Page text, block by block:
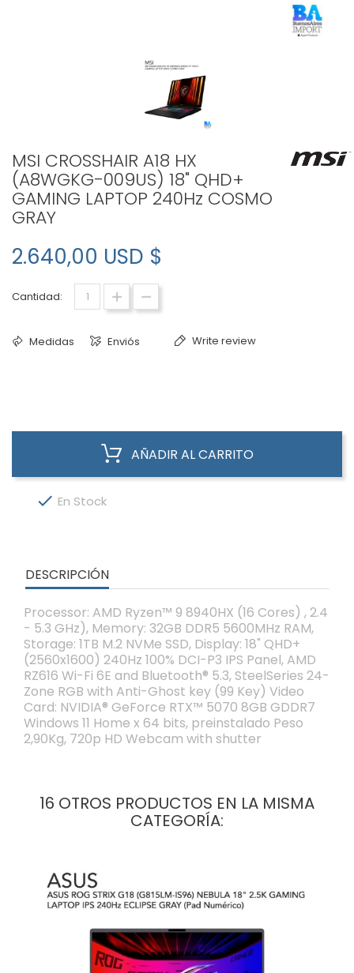
MSI CROSSHAIR A18 HX
(A8WGKG-009US) 18" QHD+
GAMING LAPTOP 240Hz COSMO
GRAY
2.640,00 USD $
Cantidad:
Medidas Enviós Write review
AÑADIR AL CARRITO
 En Stock
DESCRIPCIÓN
Processor: AMD Ryzen™ 9 8940HX (16 Cores) , 2.4
- 5.3 GHz), Memory: 32GB DDR5 5600MHz RAM,
Storage: 1TB M.2 NVMe SSD, Display: 18" QHD+
(2560x1600) 240Hz 100% DCI-P3 IPS Panel, AMD
RZ616 Wi-Fi 6E and Bluetooth® 5.3, SteelSeries 24-
Zone RGB with Anti-Ghost key (99 Key) Video
Card: NVIDIA® GeForce RTX™ 5070 8GB GDDR7
Windows 11 Home x 64 bits, preinstalado Peso
2,90Kg, 720p HD Webcam with shutter
16 OTROS PRODUCTOS EN LA MISMA
CATEGORÍA: